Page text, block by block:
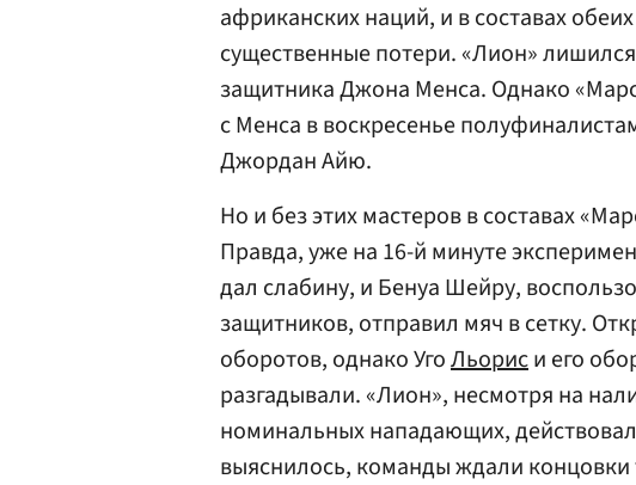
африканских наций, и в составах
существенные потери. «Лион»
защитникаДжона Менса. Однако
с Менса в воскресенье
Джордан Айю.
Но и без этих мастеров в составах
Правда, уже на 16-й минуте
дал слабину, и Бенуа Шейру,
защитников, отправил мяч в сетку.
оборотов, однако УгоЛьориси его
разгадывали. «Лион», несмотря на
номинальных нападающих,
выяснилось, команды ждали